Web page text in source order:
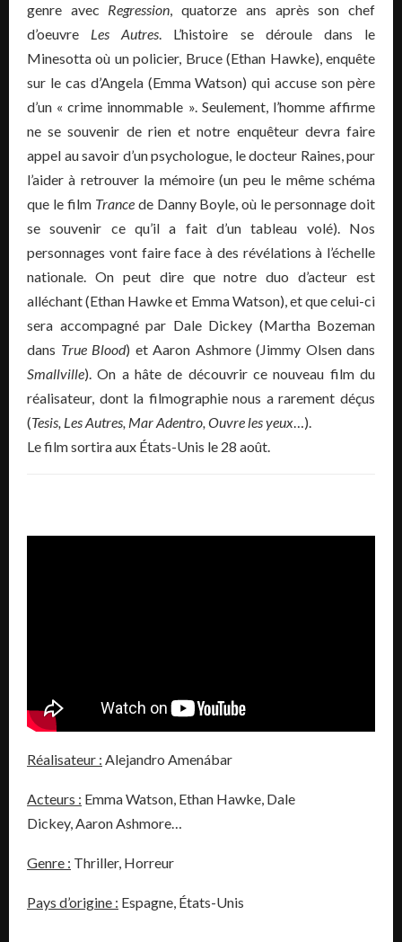
genre avec Regression, quatorze ans après son chef
d’oeuvre Les Autres. L’histoire se déroule dans le
Minesotta où un policier, Bruce(Ethan Hawke), enquête
sur le cas d’Angela (Emma Watson) qui accuse son père
d’un « crime innommable ».Seulement, l’homme affirme
ne se souvenir de rien et notre enquêteur devra faire
appel au savoir d’un psychologue, le docteur Raines, pour
l’aider à retrouver la mémoire(un peu le même schéma
que le film Trancede Danny Boyle, où le personnage doit
se souvenir ce qu’il a fait d’un tableau volé).Nos
personnages vont faire face à des révélations à l’échelle
nationale. On peut dire que notre duo d’acteur est
alléchant(Ethan Hawkeet Emma Watson), et que celui-ci
sera accompagné par Dale Dickey (Martha Bozeman
dans TrueBlood) et Aaron Ashmore (Jimmy Olsendans
Smallville). On a hâte de découvrir ce nouveau film du
réalisateur, dont la filmographie nous a rarement déçus
(Tesis, Les Autres, MarAdentro, Ouvre les yeux…).
Le film sortira aux États-Unis le 28 août.
Réalisateur : Alejandro Amenábar
Acteurs : Emma Watson, Ethan Hawke, Dale
Dickey, Aaron Ashmore…
Genre : Thriller, Horreur
Pays d’origine : Espagne, États-Unis